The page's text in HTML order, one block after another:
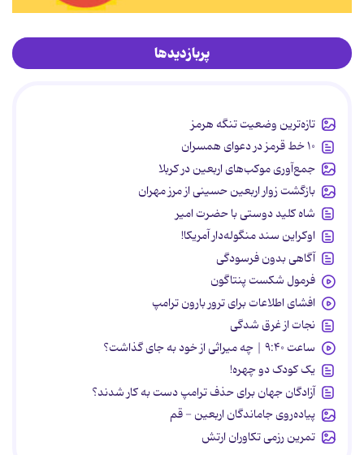
پربازدیدها
تازه‌ترین وضعیت تنگه هرمز
۱۰ خط قرمز در دعوای همسران
جمع‌آوری موکب‌های اربعین در کربلا
بازگشت زوار اربعین حسینی از مرز مهران
شاه کلید دوستی با حضرت امیر
اوکراین سند منگوله‌دار آمریکا!
آگاهی بدون فرسودگی
فرمول شکست پنتاگون
افشای اطلاعات برای ترور بارون ترامپ
نجات از غرق شدگی
ساعت ۹:۴۰ | چه میراثی از خود به جای گذاشت؟
یک کودک دو چهره!
آزادگان جهان برای حذف ترامپ دست به کار شدند؟
پیاده‌روی جاماندگان اربعین - قم
تمرین رزمی تکاوران ارتش